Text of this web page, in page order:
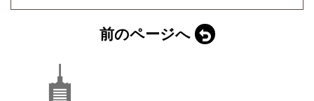
前のページへ